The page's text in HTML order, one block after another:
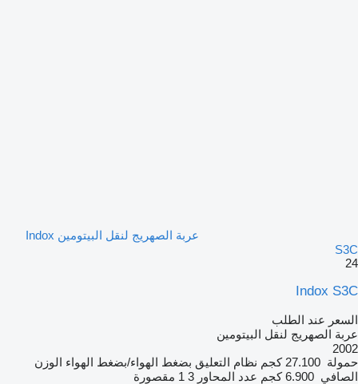
عربة الصهريج لنقل البيتومين Indox
S3C
24
Indox S3C
السعر عند الطلب
عربة الصهريج لنقل البيتومين
2002
حمولة 27.100 كجم نظام التعليق بضغط الهواء/بضغط الهواء الوزن
الصافي 6.900 كجم عدد المحاور 3 1 مقصورة